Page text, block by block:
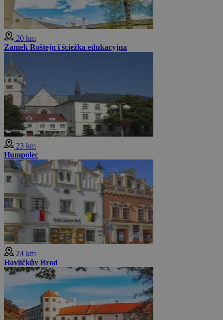
20 km
Zamek Roštejn i ścieżka edukacyjna
23 km
Humpolec
24 km
Havlíčkův Brod